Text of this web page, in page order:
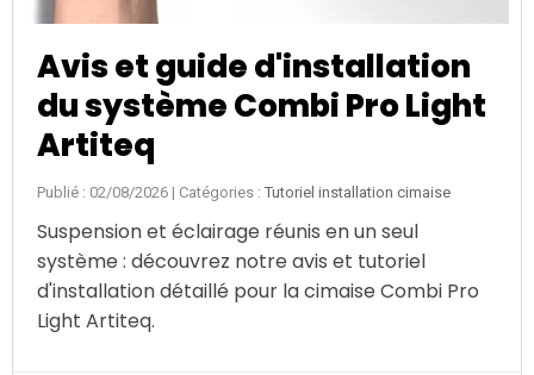
Avis et guide d'installation
du système Combi Pro Light
Artiteq
Publié : 02/08/2026 | Catégories : Tutoriel installation cimaise
Suspension et éclairage réunis en un seul
système : découvrez notre avis et tutoriel
d'installation détaillé pour la cimaise Combi Pro
Light Artiteq.